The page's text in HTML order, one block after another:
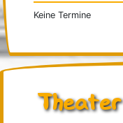
Keine Termine